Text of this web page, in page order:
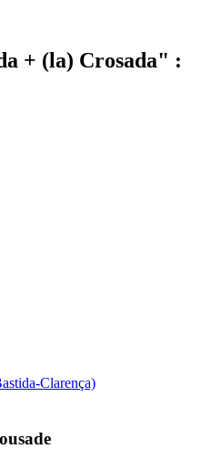
+ (la) Crosada" :
Clarença)